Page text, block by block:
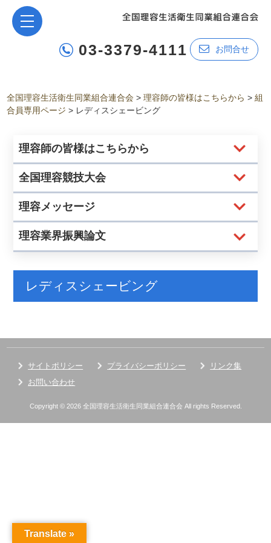
03-3379-4111 お問合せ
全国理容生活衛生同業組合連合会 >理容師の皆様はこちらから >組
合員専用ページ > レディスシェービング
理容師の皆様はこちらから
全国理容競技大会
理容メッセージ
理容業界振興論文
レディスシェービング
サイトポリシー プライバシーポリシー
リンク集
お問い合わせ
Copyright © 2026 全国理容生活衛生同業組合連合会 All rights Reserved.
Translate »